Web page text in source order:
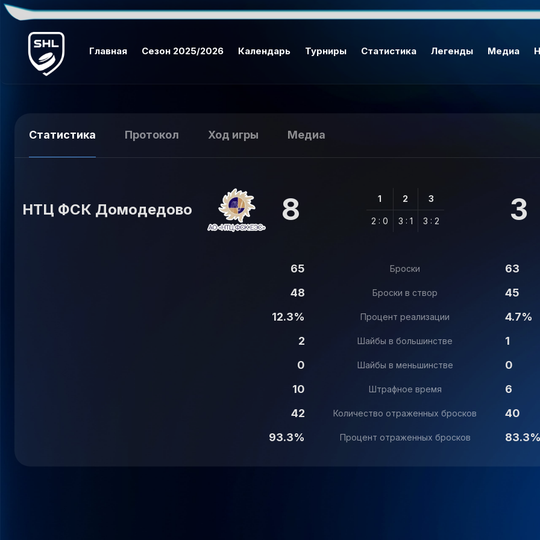
Главная Сезон 2025/2026 Календарь Турниры Статистика Легенды Медиа
Статистика Протокол Ход игры Медиа
НТЦ ФСК Домодедово 8 1
2 : 0
2
3 : 1
3
3 : 2 3
65 Броски
63
48
Броски в створ
45
12.3%
Процент реализации
4.7%
2
Шайбы в большинстве
1
0
Шайбы в меньшинстве
0
10
Штрафное время
6
42
Количество отраженных бросков
40
93.3%
Процент отраженных бросков